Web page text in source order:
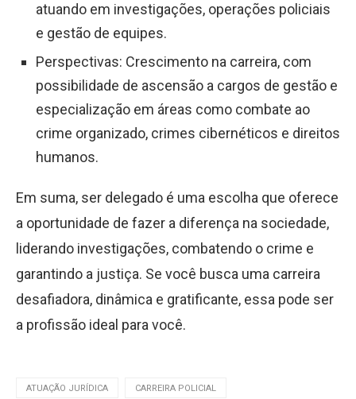
atuando em investigações, operações policiais
e gestão de equipes.
Perspectivas: Crescimento na carreira, com
possibilidade de ascensão a cargos de gestão e
especialização em áreas como combate ao
crime organizado, crimes cibernéticos e direitos
humanos.
Em suma, ser delegado é uma escolha que oferece
a oportunidade de fazer a diferença na sociedade,
liderando investigações, combatendo o crime e
garantindo a justiça. Se você busca uma carreira
desafiadora, dinâmica e gratificante, essa pode ser
a profissão ideal para você.
ATUAÇÃO JURÍDICA CARREIRA POLICIAL